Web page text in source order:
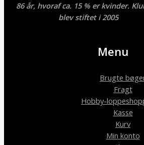
86 år, hvoraf ca. 15 % er kvinder.
blev stiftet i 2005
Menu
Brugte
Fragt
Hobby-
Kasse
Kurv
Min konto